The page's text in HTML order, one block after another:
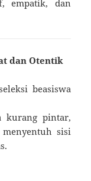
empatik, dan
dan Otentik
beasiswa
kurang pintar,
sisi